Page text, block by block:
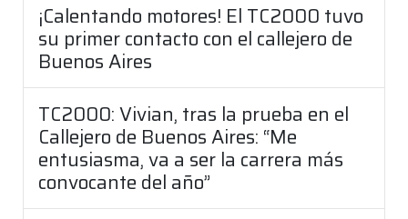
¡Calentando motores! El TC2000 tuvo
su primer contacto con el callejero de
Buenos Aires
TC2000: Vivian, tras la prueba en el
Callejero de Buenos Aires: “Me
entusiasma, va a ser la carrera más
convocante del año”